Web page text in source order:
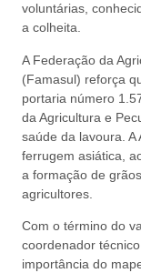
voluntárias,
a colheita.
A Federação da
(Famasul) reforça
portaria número
da Agricultura e
saúde da lavoura.
ferrugem asiática,
a formação de
agricultores.
Com o término do
coordenador
importância do